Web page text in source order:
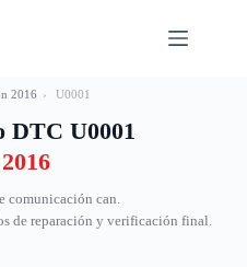
2016 › U0001
DTC U0001
comunicación can.
de reparación y verificación final.